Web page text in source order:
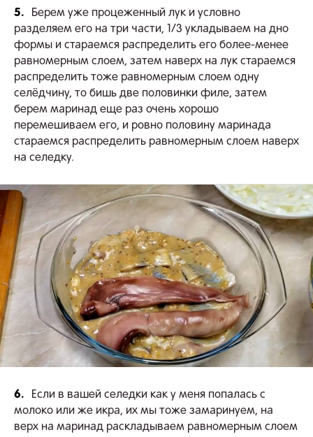
5.
Берем уже процеженный лук и условно
разделяем его на три части, 1/3 укладываем на дно
формы и стараемся распределить его более-менее
равномерным слоем, затем наверх на лук стараемся
распределить тоже равномерным слоем одну
селёдчину, то бишь две половинки филе, затем
берем маринад еще раз очень хорошо
перемешиваем его, и ровно половину маринада
стараемся распределить равномерным слоем наверх
на селедку.
6.
Если в вашей селедки как у меня попалась с
молоко или же икра, их мы тоже замаринуем, на
верх на маринад раскладываем равномерным слоем